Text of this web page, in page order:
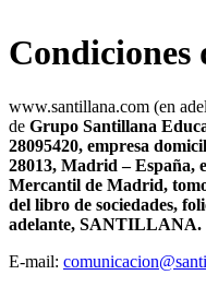
Condiciones
www.santillana.com (en
de Grupo Santillana
28095420, empresa
28013, Madrid – España,
Mercantil de Madrid, tomo
del libro de sociedades,
adelante, SANTILLANA.
E-mail: